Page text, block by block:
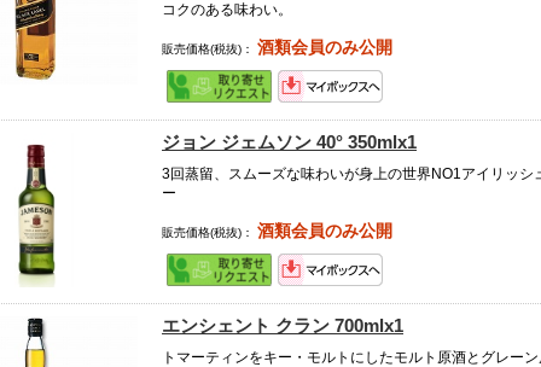
コクのある味わい。
販売価格(税抜)： 酒類会員のみ公開
ジョン ジェムソン 40° 350mlx1
3回蒸留、スムーズな味わいが身上の世界NO1アイリッシ
ー
販売価格(税抜)： 酒類会員のみ公開
エンシェント クラン 700mlx1
トマーティンをキー・モルトにしたモルト原酒とグレー